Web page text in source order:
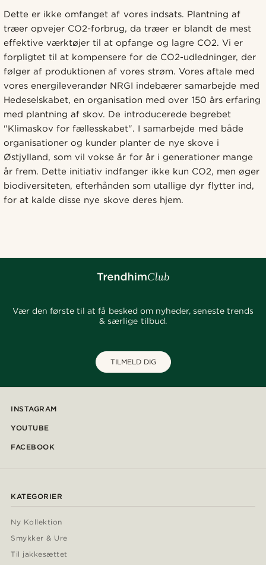
Dette er ikke omfanget af vores indsats. Plantning af
træer opvejer CO2-forbrug, da træer er blandt de mest
effektive værktøjer til at opfange og lagre CO2. Vi er
forpligtet til at kompensere for de CO2-udledninger, der
følger af produktionen af vores strøm. Vores aftale med
vores energileverandør NRGI indebærer samarbejde med
Hedeselskabet, en organisation med over 150 års erfaring
med plantning af skov. De introducerede begrebet
"Klimaskov for fællesskabet". I samarbejde med både
organisationer og kunder planter de nye skove i
Østjylland, som vil vokse år for år i generationer mange
år frem. Dette initiativ indfanger ikke kun CO2, men øger
biodiversiteten, efterhånden som utallige dyr flytter ind,
for at kalde disse nye skove deres hjem.
Vær den første til at få besked om nyheder, seneste trends
& særlige tilbud.
TILMELD DIG
INSTAGRAM
YOUTUBE
FACEBOOK
KATEGORIER
Ny Kollektion
Smykker & Ure
Til jakkesættet